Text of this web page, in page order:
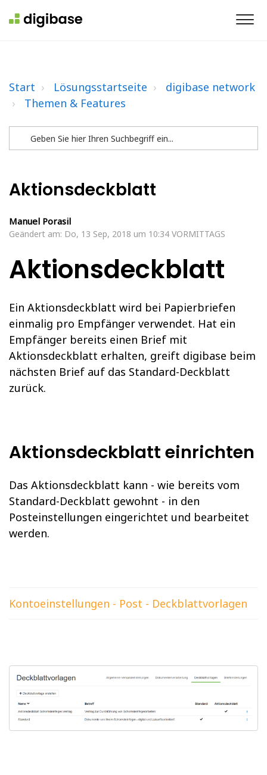
Start Lösungsstartseite
digibase network
Themen & Features
Aktionsdeckblatt
Manuel Porasil
Geändert am: Do, 13 Sep, 2018 um 10:34 VORMITTAGS
Aktionsdeckblatt
Ein Aktionsdeckblatt wird bei Papierbriefen
einmalig pro Empfänger verwendet. Hat ein
Empfänger bereits einen Brief mit
Aktionsdeckblatt erhalten, greift digibase beim
nächsten Brief auf das Standard-Deckblatt
zurück.
Aktionsdeckblatt einrichten
Das Aktionsdeckblatt kann - wie bereits vom
Standard-Deckblatt gewohnt - in den
Posteinstellungen eingerichtet und bearbeitet
werden.
Kontoeinstellungen - Post - Deckblattvorlagen